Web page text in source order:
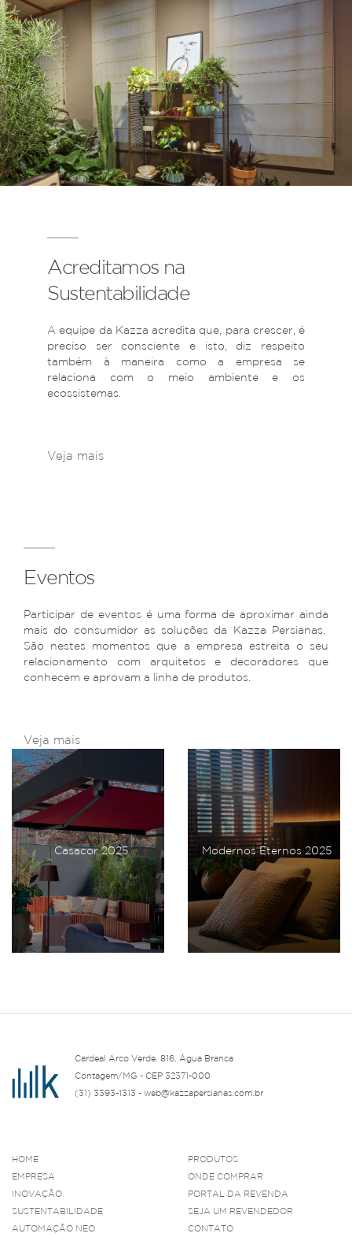
Acreditamos na
Sustentabilidade
A equipe da Kazza acredita que, para crescer, é
preciso ser consciente e isto, diz respeito
também à maneira como a empresa se
relaciona com o meio ambiente e os
ecossistemas.
Veja mais
Eventos
Participar de eventos é uma forma de aproximar ainda
mais do consumidor as soluções da Kazza Persianas.
São nestes momentos que a empresa estreita o seu
relacionamento com arquitetos e decoradores que
conhecem e aprovam a linha de produtos.
Veja mais
Casacor 2025 Modernos Eternos 2025
Cardeal Arco Verde, 816, Água Branca
Contagem/MG - CEP 32371-000
(31) 3393-1313 - web@kazzapersianas.com.br
HOME
EMPRESA
INOVAÇÃO
SUSTENTABILIDADE
AUTOMAÇÃO NEO
PRODUTOS
ONDE COMPRAR
PORTAL DA REVENDA
SEJA UM REVENDEDOR
CONTATO